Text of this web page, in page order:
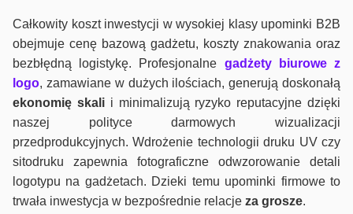
Całkowity koszt inwestycji w wysokiej klasy upominki B2B
obejmuje cenę bazową gadżetu, koszty znakowania oraz
bezbłędną logistykę. Profesjonalne gadżety biurowe z
logo, zamawiane w dużych ilościach, generują doskonałą
ekonomię skalii minimalizują ryzyko reputacyjne dzięki
naszej polityce darmowych wizualizacji
przedprodukcyjnych. Wdrożenie technologii druku UV czy
sitodruku zapewnia fotograficzne odwzorowanie detali
logotypu na gadżetach. Dzieki temu upominki firmowe to
trwała inwestycja w bezpośrednie relacje za grosze.